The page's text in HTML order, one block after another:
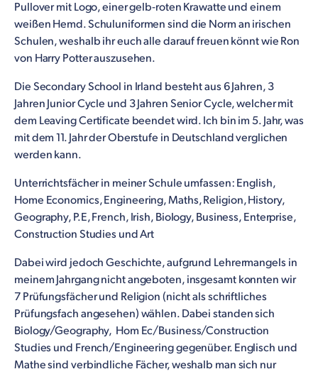
Pullover mit Logo, einer gelb-roten Krawatte und einem
weißen Hemd. Schuluniformen sind die Norm an irischen
Schulen, weshalb ihr euch alle darauf freuen könnt wie Ron
von Harry Potter auszusehen.
Die Secondary School in Irland besteht aus 6 Jahren, 3
Jahren Junior Cycle und 3 Jahren Senior Cycle, welcher mit
dem Leaving Certificate beendet wird. Ich bin im 5. Jahr, was
mit dem 11. Jahr der Oberstufe in Deutschland verglichen
werden kann.
Unterrichtsfächer in meiner Schule umfassen: English,
Home Economics, Engineering, Maths, Religion, History,
Geography, P.E, French, Irish, Biology, Business, Enterprise,
Construction Studies und Art
Dabei wird jedoch Geschichte, aufgrund Lehrermangels in
meinem Jahrgang nicht angeboten, insgesamt konnten wir
7 Prüfungsfächer und Religion (nicht als schriftliches
Prüfungsfach angesehen) wählen. Dabei standen sich
Biology/Geography, Hom Ec/Business/Construction
Studies und French/Engineering gegenüber. Englisch und
Mathe sind verbindliche Fächer, weshalb man sich nur